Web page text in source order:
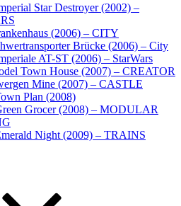
Star Destroyer (2002) –
(2006) – CITY
Brücke (2006) – City
AT-ST (2006) – StarWars
Town House (2007) – CREATOR
Mine (2007) – CASTLE
Plan (2008)
Grocer (2008) – MODULAR
Night (2009) – TRAINS